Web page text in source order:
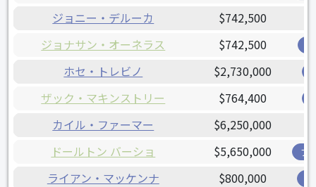
ジョニー・デルーカ
$742,500
ジョナサン・オーネラス
$742,500
ホセ・トレビノ $2,730,000
ザック・マキンストリー $764,400
カイル・ファーマー $6,250,000
ドールトン バーショ $5,650,000 ブ
ライアン・マッケンナ $800,000